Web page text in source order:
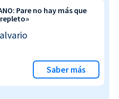
Pare no hay más que
Saber más